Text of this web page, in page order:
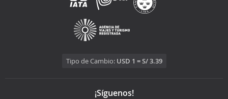
Tipo de Cambio: USD 1 = S/ 3.39
¡Síguenos!